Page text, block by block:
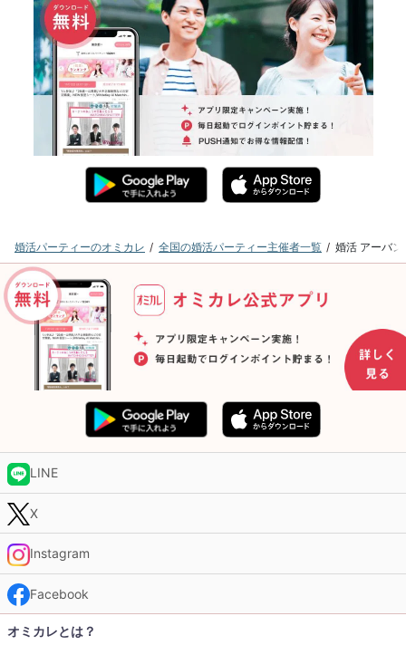
婚活パーティーのオミカレ 全国の婚活パーティー主催者一覧 婚活 アーバ
LINE
X
Instagram
Facebook
オミカレとは？